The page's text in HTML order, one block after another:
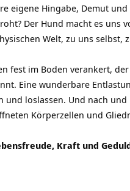
eigene Hingabe, Demut und
Der Hund macht es uns
Welt, zu uns selbst,
fest im Boden verankert,
Eine wunderbare
loslassen. Und nach
Körperzellen und
Kraft und